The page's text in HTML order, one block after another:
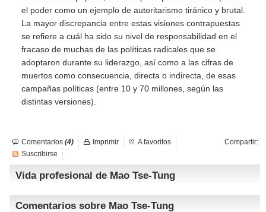
el poder como un ejemplo de autoritarismo tiránico y brutal.
La mayor discrepancia entre estas visiones contrapuestas
se refiere a cuál ha sido su nivel de responsabilidad en el
fracaso de muchas de las políticas radicales que se
adoptaron durante su liderazgo, así como a las cifras de
muertos como consecuencia, directa o indirecta, de esas
campañas políticas (entre 10 y 70 millones, según las
distintas versiones).
Comentarios (4) Compartir:
Imprimir
A favoritos
Suscribirse
Vida profesional de Mao Tse-Tung
Comentarios sobre Mao Tse-Tung